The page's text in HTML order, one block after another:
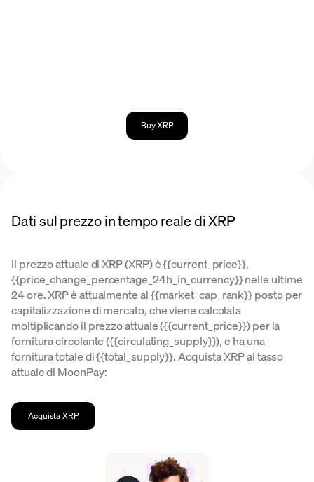
Buy XRP
Dati sul prezzo in tempo reale di XRP
Il prezzo attuale di XRP (XRP) è {{current_price}},
{{price_change_percentage_24h_in_currency}} nelle ultime
24 ore. XRP è attualmente al {{market_cap_rank}} posto per
capitalizzazione di mercato, che viene calcolata
moltiplicando il prezzo attuale ({{current_price}}) per la
fornitura circolante ({{circulating_supply}}), e ha una
fornitura totale di {{total_supply}}. Acquista XRP al tasso
attuale di MoonPay:
Acquista XRP